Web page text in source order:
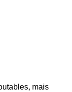
mais